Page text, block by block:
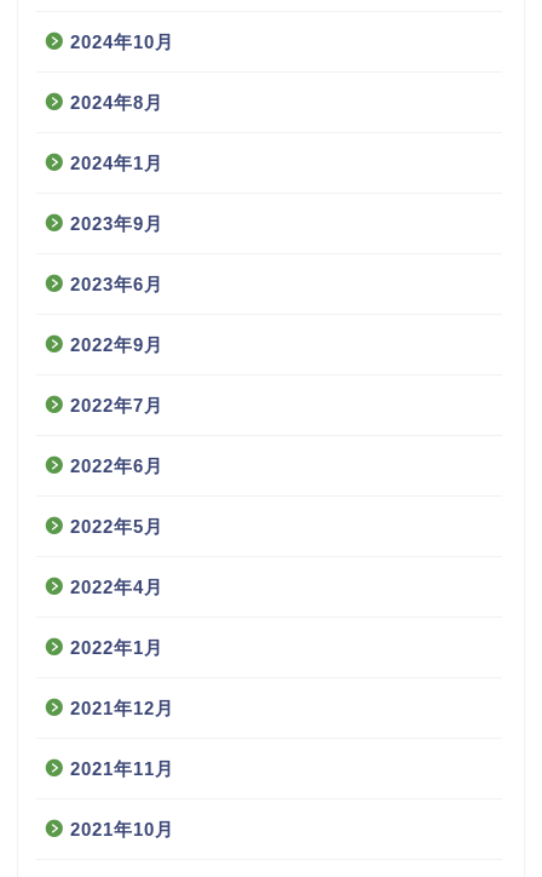
2024年10月
2024年8月
2024年1月
2023年9月
2023年6月
2022年9月
2022年7月
2022年6月
2022年5月
2022年4月
2022年1月
2021年12月
2021年11月
2021年10月